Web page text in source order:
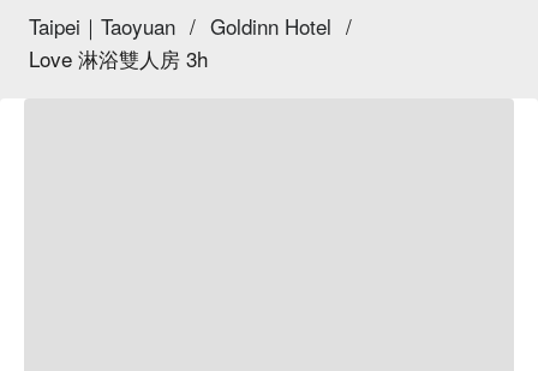
Taipei｜Taoyuan / Goldinn Hotel /
Love 淋浴雙人房 3h